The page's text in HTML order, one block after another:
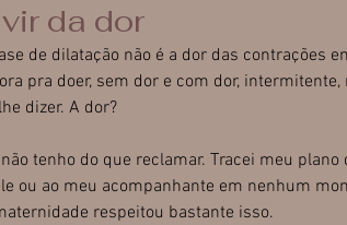
da dor
de dilatação não é a dor das contrações
pra doer, sem dor e com dor,
dizer. A dor?
tenho do que reclamar. Tracei meu
ou ao meu acompanhante em nenhum
respeitou bastante isso.